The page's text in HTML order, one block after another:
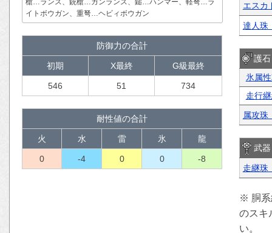
槍…ランス、銃槍…ガンランス、鎚…ハンマー、軽弩…ラ
イトボウガン、重弩…ヘビィボウガン
防御力の合計
初期 X最終 G級最終
546 51 734
耐性値の合計
火 水 雷 氷 龍
0 -4 0 0 -8
エスカ
達人珠
護石
氷属
走行
属攻珠
武器
走継珠
※ 胴系
のスキ
い。